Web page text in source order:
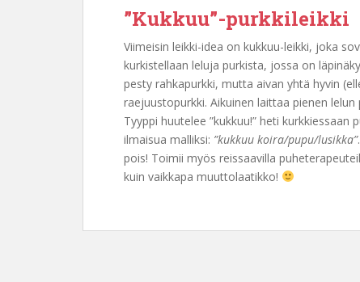
”Kukkuu”-purkkileikki
Viimeisin leikki-idea on kukkuu-leikki, joka
kurkistellaan leluja purkista, jossa on
pesty rahkapurkki, mutta aivan yhtä hyvin
raejuustopurkki. Aikuinen laittaa pienen
Tyyppi huutelee ”kukkuu!” heti
ilmaisua malliksi: ”kukkuu koira/pupu/lusikka”
pois! Toimii myös reissaavilla
kuin vaikkapa muuttolaatikko!